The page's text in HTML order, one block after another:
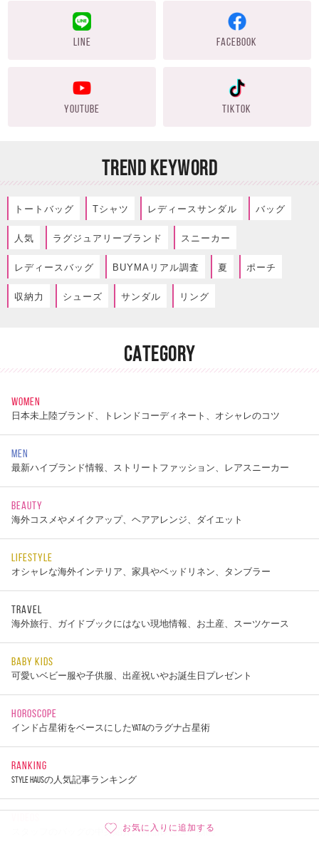
お気に入りに追加する
LINE FACEBOOK
YOUTUBE TIKTOK
TREND KEYWORD
トートバッグ Tシャツ レディースサンダル バッグ
人気 ラグジュアリーブランド スニーカー
レディースバッグ BUYMAリアル調査 夏 ポーチ
収納力 シューズ サンダル リング
CATEGORY
WOMEN
日本未上陸ブランド、トレンドコーディネート、オシャレのコツ
MEN
最新ハイブランド情報、ストリートファッション、レアスニーカー
BEAUTY
海外コスメやメイクアップ、ヘアアレンジ、ダイエット
LIFESTYLE
オシャレな海外インテリア、家具やベッドリネン、タンブラー
TRAVEL
海外旅行、ガイドブックにはない現地情報、お土産、スーツケース
BABY KIDS
可愛いベビー服や子供服、出産祝いやお誕生日プレゼント
HOROSCOPE
インド占星術をベースにしたYATAのラグナ占星術
RANKING
STYLE HAUSの人気記事ランキング
スタッフのバッグの中身紹介、商品レビュー動画